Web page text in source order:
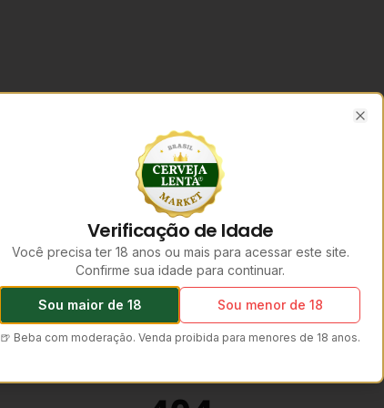
Verificação de Idade
Você precisa ter 18 anos ou mais para acessar este site.
Confirme sua idade para continuar.
Sou maior de 18 Sou menor de 18
🍺 Beba com moderação. Venda proibida para menores de 18 anos.